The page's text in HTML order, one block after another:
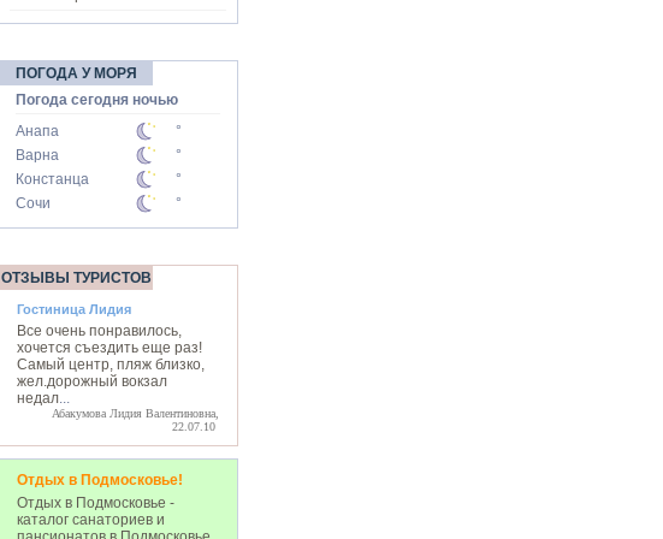
ПОГОДА У МОРЯ
Погода сегодня ночью
Анапа
°
Варна
°
Констанца
°
Сочи
°
ОТЗЫВЫ ТУРИСТОВ
Гостиница Лидия
Все очень понравилось,
хочется съездить еще раз!
Самый центр, пляж близко,
жел.дорожный вокзал
недал...
Абакумова Лидия Валентиновна,
22.07.10
Отдых в Подмосковье!
Отдых в Подмосковье -
каталог санаториев и